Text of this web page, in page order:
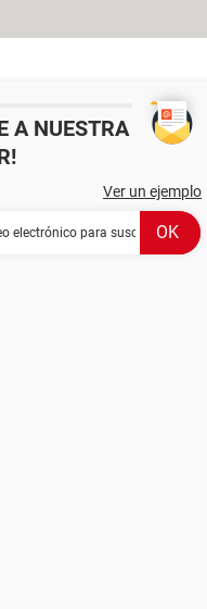
A NUESTRA
Ver un ejemplo